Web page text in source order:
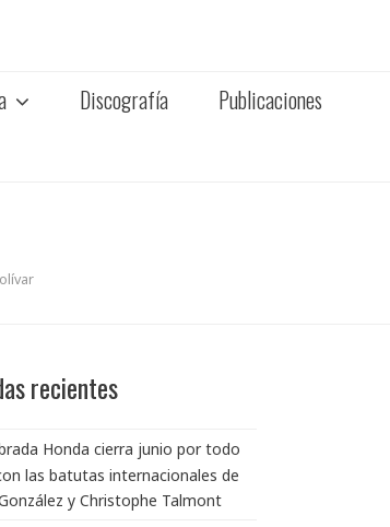
Discografía Publicaciones
recientes
Honda cierra junio por todo
las batutas internacionales de
y Christophe Talmont